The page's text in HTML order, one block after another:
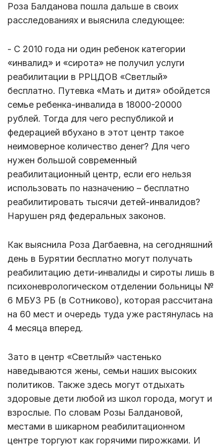
Роза Балданова пошла дальше в своих
расследованиях и выяснила следующее:
- С 2010 года ни один ребенок категории
«инвалид» и «сирота» не получил услуги
реабилитации в РРЦДОВ «Светлый»
бесплатно. Путевка «Мать и дитя» обойдется
семье ребенка-инвалида в 18000-20000
рублей. Тогда для чего республикой и
федерацией вбухано в этот центр такое
неимоверное количество денег? Для чего
нужен большой современный
реабилитационный центр, если его нельзя
использовать по назначению – бесплатно
реабилитировать тысячи детей-инвалидов?
Нарушен ряд федеральных законов.
Как выяснила Роза Дагбаевна, на сегодняшний
день в Бурятии бесплатно могут получать
реабилитацию дети-инвалиды и сироты лишь в
психоневрологическом отделении больницы №
6 МБУЗ РБ (в Сотниково), которая рассчитана
на 60 мест и очередь туда уже растянулась на
4 месяца вперед.
Зато в центр «Светлый» частенько
наведываются жены, семьи наших высоких
политиков. Также здесь могут отдыхать
здоровые дети любой из школ города, могут и
взрослые. По словам Розы Балдановой,
местами в шикарном реабилитационном
центре торгуют как горячими пирожками. И